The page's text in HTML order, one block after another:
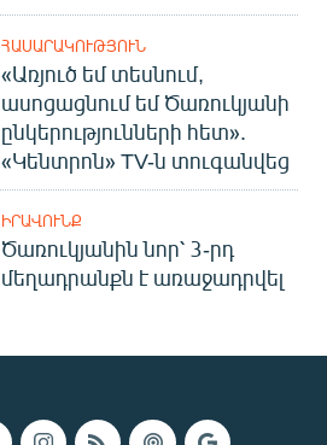
ՀԱՍԱՐԱԿՈՒԹՅՈՒՆ
«Առյուծ եմ տեսնում,
ասոցացնում եմ Ծառուկյանի
ընկերությունների հետ».
«Կենտրոն» TV-ն տուգանվեց
ԻՐԱՎՈՒՆՔ
Ծառուկյանին նոր՝ 3-րդ
մեղադրանքն է առաջադրվել